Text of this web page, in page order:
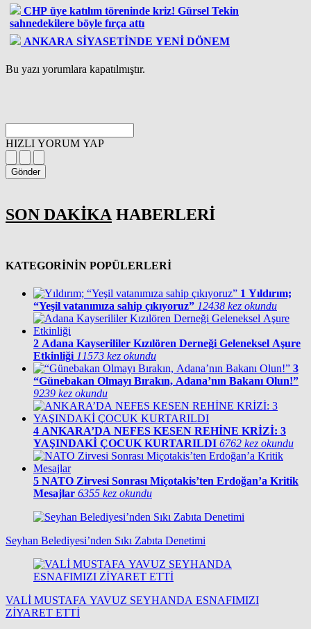
CHP üye katılım töreninde kriz! Gürsel Tekin
sahnedekilere böyle fırça attı
ANKARA SİYASETİNDE YENİ DÖNEM
Bu yazı yorumlara kapatılmıştır.
HIZLI YORUM YAP
Gönder
SON DAKİKA HABERLERİ
KATEGORİNİN POPÜLERLERİ
1 Yıldırım;
“Yeşil vatanımıza sahip çıkıyoruz” 12438 kez okundu
2 Adana Kayserililer Kızılören Derneği Geleneksel Aşure
Etkinliği 11573 kez okundu
3
“Günebakan Olmayı Bırakın, Adana’nın Bakanı Olun!”
9239 kez okundu
4 ANKARA’DA NEFES KESEN REHİNE KRİZİ: 3
YAŞINDAKİ ÇOCUK KURTARILDI 6762 kez okundu
5 NATO Zirvesi Sonrası Miçotakis’ten Erdoğan’a Kritik
Mesajlar 6355 kez okundu
Seyhan Belediyesi’nden Sıkı Zabıta Denetimi
VALİ MUSTAFA YAVUZ SEYHANDA ESNAFIMIZI
ZİYARET ETTİ